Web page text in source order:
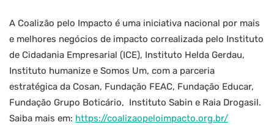
A Coalizão pelo Impacto é uma iniciativa nacional por mais
e melhores negócios de impacto correalizada pelo Instituto
de Cidadania Empresarial (ICE), Instituto Helda Gerdau,
Instituto humanize e Somos Um, com a parceria
estratégica da Cosan, Fundação FEAC, Fundação Educar,
Fundação Grupo Boticário, Instituto Sabin e Raia Drogasil.
Saiba mais em: https://coalizaopeloimpacto.org.br/